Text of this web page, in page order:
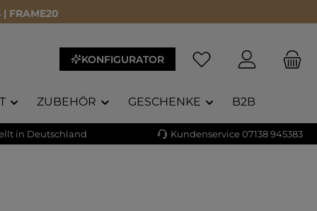
| FRAME20
KONFIGURATOR
ZUBEHÖR GESCHENKE B2B
in Deutschland Kundenservice 07138 945383